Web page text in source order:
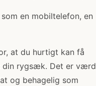
en mobiltelefon, en
at du hurtigt kan få
din rygsæk. Det er værd
og behagelig som